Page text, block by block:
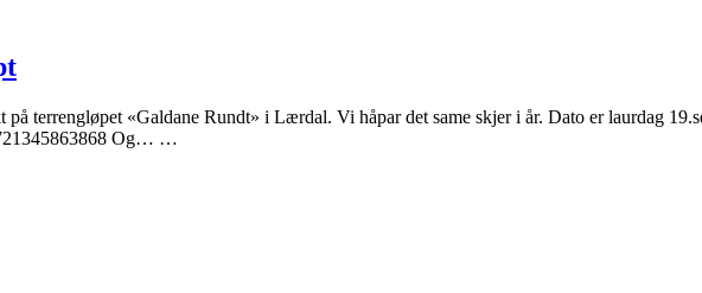
terrengløpet «Galdane Rundt» i Lærdal. Vi håpar det same skjer i år. Dato er laurdag
Og… …